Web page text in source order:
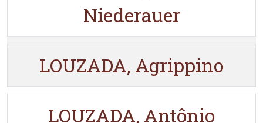
Niederauer
LOUZADA, Agrippino
LOUZADA, Antônio